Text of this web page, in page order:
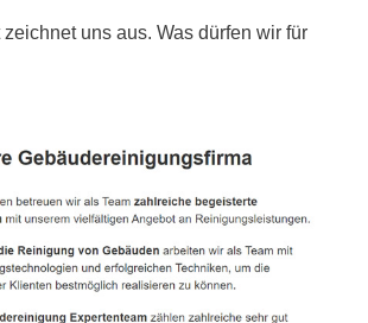
uns aus. Was dürfen wir für